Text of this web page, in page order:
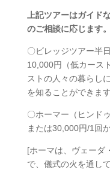
上記ツアーはガイド
のご相談に応じます
〇ビレッジツアー半
10,000円（低カース
ストの人々の暮らし
を知ることができます
〇ホーマー（ヒンド
または30,000円/1回か
[ホーマは、ヴェーダ
で、儀式の火を通し